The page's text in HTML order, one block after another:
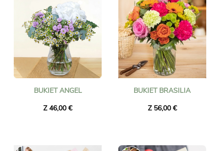
BUKIET ANGEL
Z 46,00 €
BUKIET BRASILIA
Z 56,00 €